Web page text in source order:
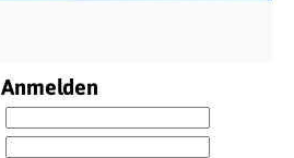
Anmelden